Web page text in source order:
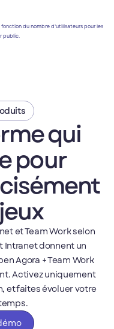
du nombre d’utilisateurs pour les
public.
qui
pour
et Team Work selon
Intranet donnent un
Agora + Team Work
Activez uniquement
et faites évoluer votre